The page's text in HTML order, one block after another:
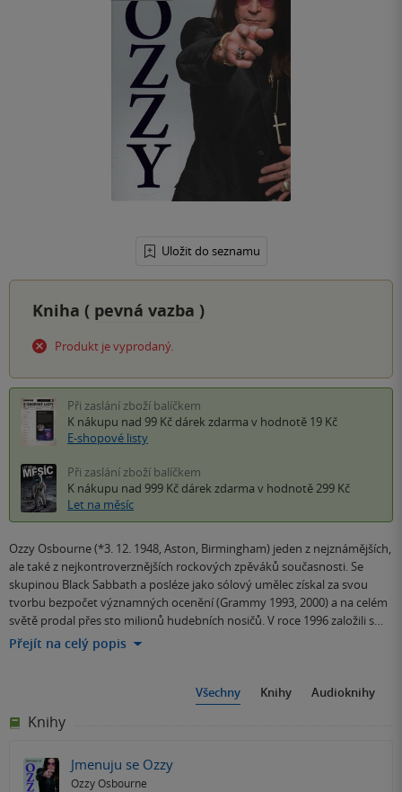
Uložit do seznamu
Kniha ( pevná vazba )
Produkt je vyprodaný.
Při zaslání zboží balíčkem
K nákupu nad 99 Kč dárek zdarma v hodnotě 19 Kč
E-shopové listy
Při zaslání zboží balíčkem
K nákupu nad 999 Kč dárek zdarma v hodnotě 299 Kč
Let na měsíc
Ozzy Osbourne (*3. 12. 1948, Aston, Birmingham) jeden z nejznámějších,
ale také z nejkontroverznějších rockových zpěváků současnosti. Se
skupinou Black Sabbath a posléze jako sólový umělec získal za svou
tvorbu bezpočet významných ocenění (Grammy 1993, 2000) a na celém
světě prodal přes sto milionů hudebních nosičů. V roce 1996 založili s…
Přejít na celý popis
Všechny Knihy Audioknihy
Knihy
Jmenuju se Ozzy
Ozzy Osbourne